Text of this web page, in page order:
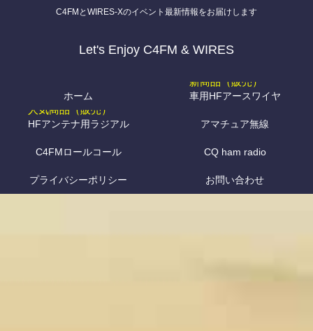
C4FMとWIRES-Xのイベント最新情報をお届けします
Let's Enjoy C4FM & WIRES
ホーム 車用HFアースワイヤ
HFアンテナ用ラジアル アマチュア無線
C4FMロールコール CQ ham radio
プライバシーポリシー お問い合わせ